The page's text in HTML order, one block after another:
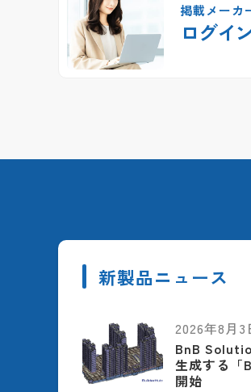
掲載メーカ
ログイ
新製品ニュース
2026年8月3
BnB
生成する
開始